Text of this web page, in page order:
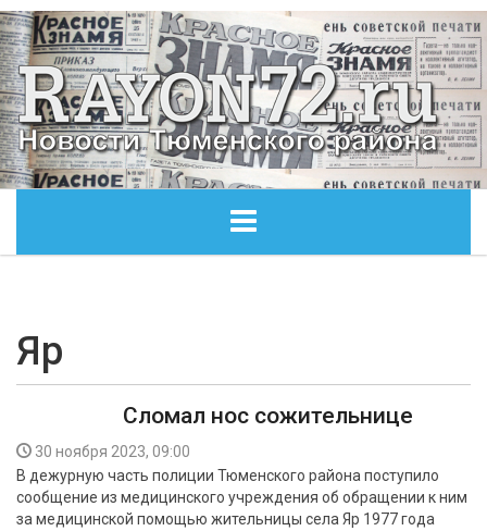
ОБЩЕСТВО
ЭКОНОМИКА
КУЛЬТУРА
БЕЗОПАСНОСТЬ
Яр
Сломал нос сожительнице
30 ноября 2023, 09:00
В дежурную часть полиции Тюменского района поступило
сообщение из медицинского учреждения об обращении к ним
за медицинской помощью жительницы села Яр 1977 года